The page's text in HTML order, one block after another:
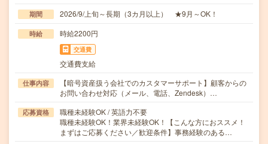
期間 2026/9/上旬～長期（3カ月以上） ★9月～OK！
時給 時給2200円
交通費
交通費支給
仕事内容
【暗号資産扱う会社でのカスタマーサポート】顧客からの
お問い合わせ対応（メール、電話、Zendesk）…
応募資格
職種未経験OK / 英語力不要
職種未経験OK！業界未経験OK！【こんな方におススメ！
まずはご応募ください／歓迎条件】事務経験のある…